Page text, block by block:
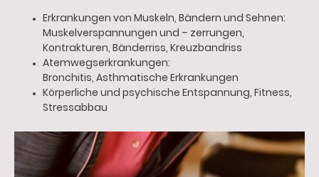
Erkrankungen von Muskeln, Bändern und Sehnen:
Muskelverspannungen und – zerrungen,
Kontrakturen, Bänderriss, Kreuzbandriss
Atemwegserkrankungen:
Bronchitis, Asthmatische Erkrankungen
Körperliche und psychische Entspannung, Fitness,
Stressabbau